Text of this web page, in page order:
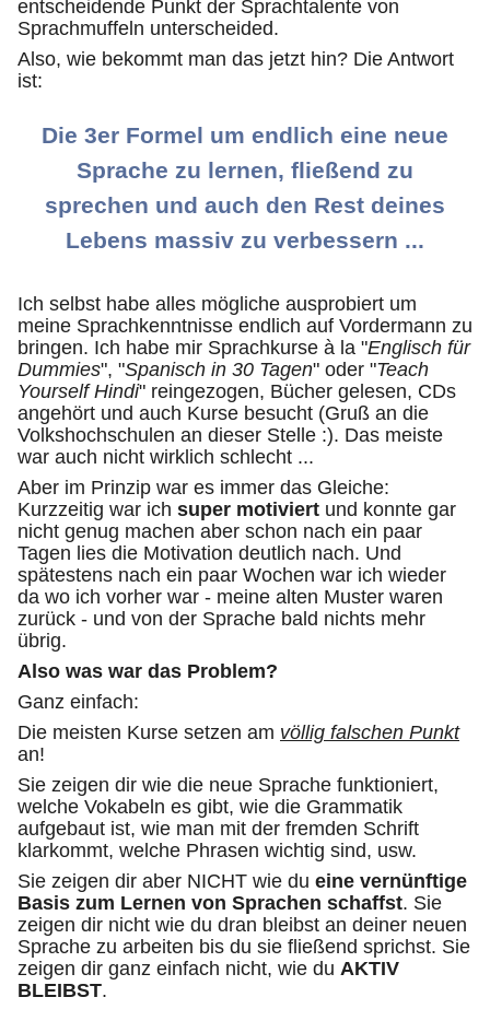
entscheidende Punkt der Sprachtalente von
Sprachmuffeln unterscheided.
Also, wie bekommt man das jetzt hin? Die Antwort
ist:
Die 3er Formel um endlich eine neue
Sprache zu lernen, fließend zu
sprechen und auch den Rest deines
Lebens massiv zu verbessern ...
Ich selbst habe alles mögliche ausprobiert um
meine Sprachkenntnisse endlich auf Vordermann zu
bringen. Ich habe mir Sprachkurse à la "Englisch für
Dummies", "Spanisch in 30 Tagen" oder "Teach
Yourself Hindi" reingezogen, Bücher gelesen, CDs
angehört und auch Kurse besucht (Gruß an die
Volkshochschulen an dieser Stelle :). Das meiste
war auch nicht wirklich schlecht ...
Aber im Prinzip war es immer das Gleiche:
Kurzzeitig war ich super motiviert und konnte gar
nicht genug machen aber schon nach ein paar
Tagen lies die Motivation deutlich nach. Und
spätestens nach ein paar Wochen war ich wieder
da wo ich vorher war - meine alten Muster waren
zurück - und von der Sprache bald nichts mehr
übrig.
Also was war das Problem?
Ganz einfach:
Die meisten Kurse setzen am völlig falschen Punkt
an!
Sie zeigen dir wie die neue Sprache funktioniert,
welche Vokabeln es gibt, wie die Grammatik
aufgebaut ist, wie man mit der fremden Schrift
klarkommt, welche Phrasen wichtig sind, usw.
Sie zeigen dir aber NICHT wie du eine vernünftige
Basis zum Lernen von Sprachen schaffst. Sie
zeigen dir nicht wie du dran bleibst an deiner neuen
Sprache zu arbeiten bis du sie fließend sprichst. Sie
zeigen dir ganz einfach nicht, wie du AKTIV
BLEIBST.